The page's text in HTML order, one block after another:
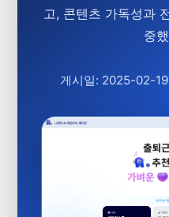
고, 콘텐츠 가독성과
중
게시일: 2025-02-19